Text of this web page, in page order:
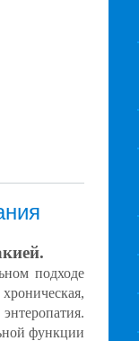
подходе
функции